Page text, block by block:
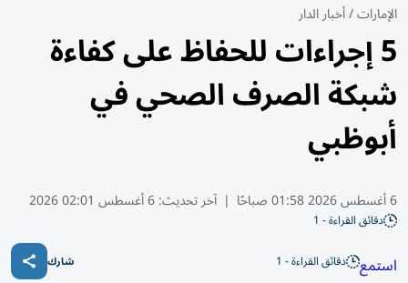
الإمارات/أخبار الدار
5 إجراءات للحفاظ على كفاءة
شبكة الصرف الصحي في
أبوظبي
6 أغسطس 2026 01:58 صباحًا | آخر تحديث:6 أغسطس 02:01 2026
دقائق القراءة - 1
استمع دقائق القراءة - 1 شارك